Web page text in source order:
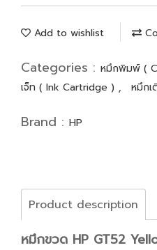
Add to wishlist
Categories : หมึกพิมพ์ (
เจ็ท ( Ink Cartridge ) , หมึก
Brand : HP
Product description
หมึกขวด HP GT52